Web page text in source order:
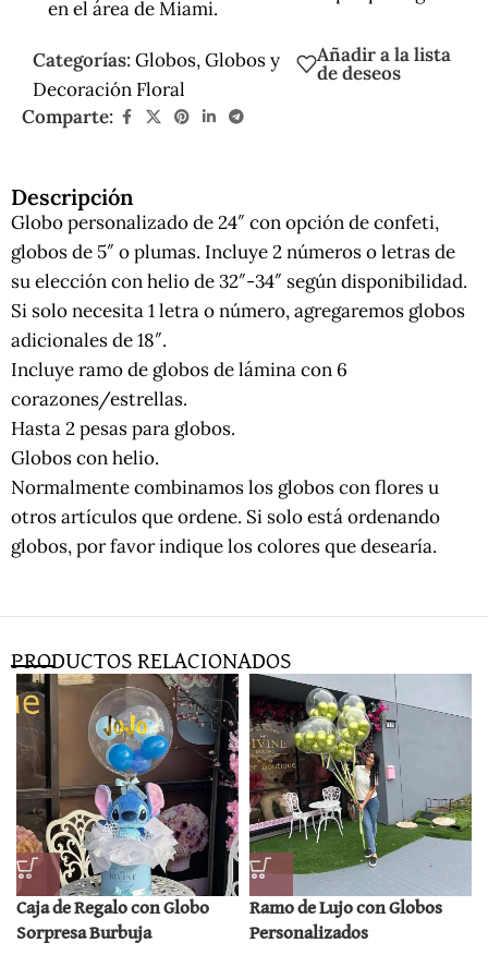
en el área de Miami.
Categorías:Globos,Globos y
Decoración Floral
Añadir a la lista
de deseos
Comparte:
Descripción
Globo personalizado de 24″ con opción de confeti,
globos de 5″ o plumas. Incluye 2 números o letras de
su elección con helio de 32″-34″ según disponibilidad.
Si solo necesita 1 letra o número, agregaremos globos
adicionales de 18″.
Incluye ramo de globos de lámina con 6
corazones/estrellas.
Hasta 2 pesas para globos.
Globos con helio.
Normalmente combinamos los globos con flores u
otros artículos que ordene. Si solo está ordenando
globos, por favor indique los colores que desearía.
PRODUCTOS RELACIONADOS
Caja de Regalo con Globo
Sorpresa Burbuja
Ramo de Lujo con Globos
Personalizados